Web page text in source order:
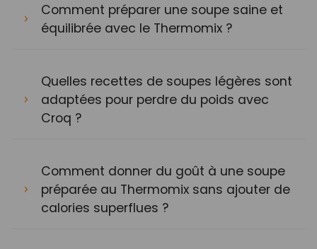
Comment préparer une soupe saine et
équilibrée avec le Thermomix ?
Quelles recettes de soupes légères sont
adaptées pour perdre du poids avec
Croq ?
Comment donner du goût à une soupe
préparée au Thermomix sans ajouter de
calories superflues ?